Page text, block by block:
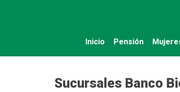
Inicio Pensión
Sucursales Banco